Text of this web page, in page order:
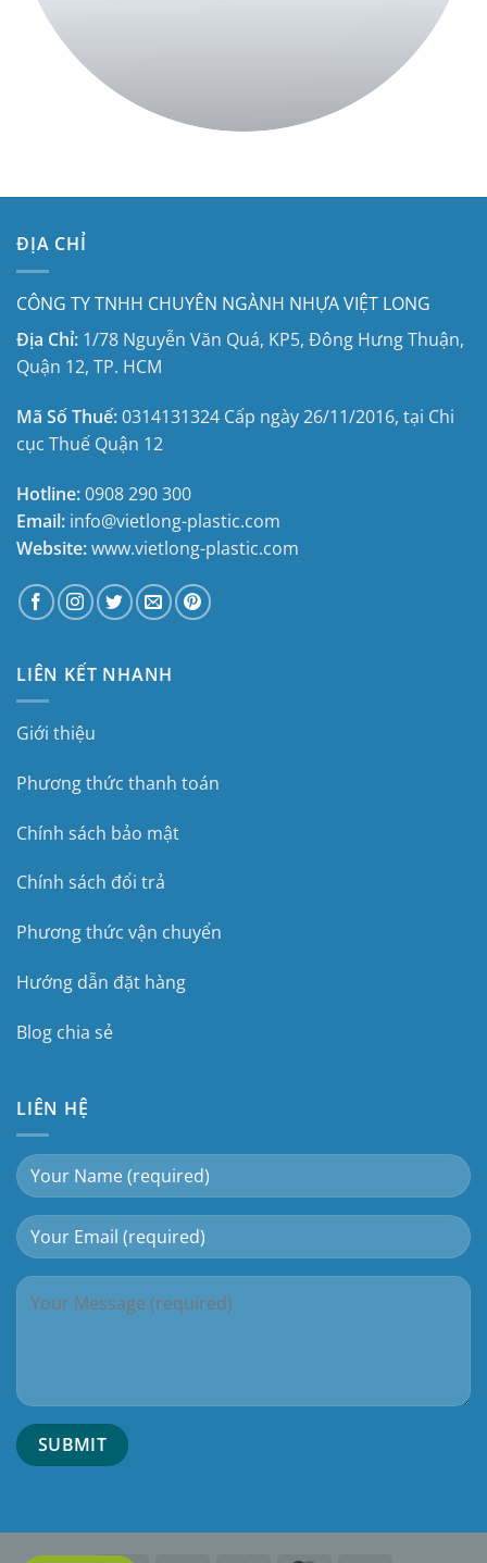
ĐỊA CHỈ
CÔNG TY TNHH CHUYÊN NGÀNH NHỰA VIỆT LONG
Địa Chỉ: 1/78 Nguyễn Văn Quá, KP5, Đông Hưng Thuận,
Quận 12, TP. HCM
Mã Số Thuế:0314131324 Cấp ngày 26/11/2016, tại Chi
cục Thuế Quận 12
Hotline:0908 290 300
Email: info@vietlong-plastic.com
Website:www.vietlong-plastic.com
LIÊN KẾT NHANH
Giới thiệu
Phương thức thanh toán
Chính sách bảo mật
Chính sách đổi trả
Phương thức vận chuyển
Hướng dẫn đặt hàng
Blog chia sẻ
LIÊN HỆ